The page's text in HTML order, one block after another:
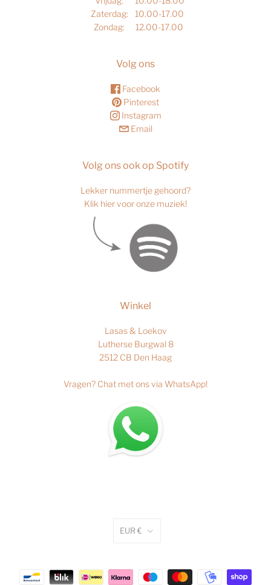
Zaterdag:
10.00-17.00
Zondag:
12.00-17.00
Volg ons
Facebook
Pinterest
Instagram
Email
Volg ons ook op Spotify
Lekker nummertje gehoord?
Klik hier voor onze muziek!
Winkel
Lasas & Loekov
Lutherse Burgwal 8
2512 CB Den Haag
Vragen? Chat met ons via WhatsApp!
EUR €